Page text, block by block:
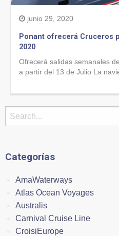
junio 29, 2020
Ponant ofrecerá Cruceros
2020
Ofrecerá salidas semanales
a partir del 13 de Julio La
Categorías
AmaWaterways
Atlas Ocean Voyages
Australis
Carnival Cruise Line
CroisiEurope